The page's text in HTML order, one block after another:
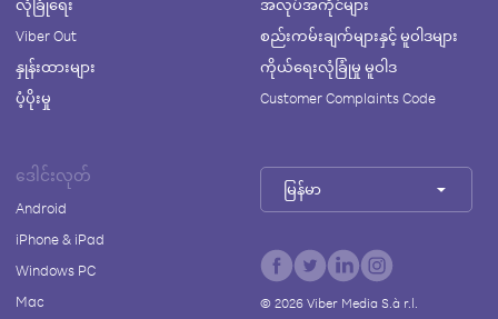
လုံခြုံရေး
Viber Out
နှုန်းထားများ
ပံ့ပိုးမှု
အလုပ်အကိုင်များ
စည်းကမ်းချက်များနှင့် မူဝါဒများ
ကိုယ်ရေးလုံခြုံမှု မူဝါဒ
Customer Complaints Code
ဒေါင်းလုတ်
Android
iPhone & iPad
Windows PC
Mac
မြန်မာ
© 2026Viber Media S.à r.l.